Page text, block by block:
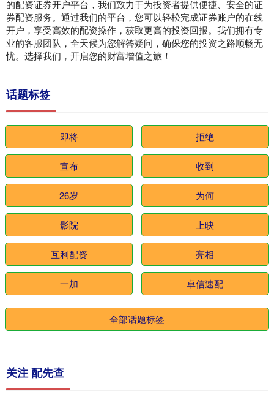
的配资证券开户平台，我们致力于为投资者提供便捷、安全的证
券配资服务。通过我们的平台，您可以轻松完成证券账户的在线
开户，享受高效的配资操作，获取更高的投资回报。我们拥有专
业的客服团队，全天候为您解答疑问，确保您的投资之路顺畅无
忧。选择我们，开启您的财富增值之旅！
话题标签
即将 拒绝
宣布 收到
26岁 为何
影院 上映
互利配资 亮相
一加 卓信速配
全部话题标签
关注 配先查